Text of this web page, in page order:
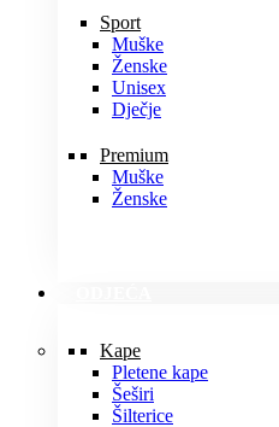
Sport
Muške
Ženske
Unisex
Dječje
Premium
Muške
Ženske
Kape
Pletene kape
Šeširi
Šilterice